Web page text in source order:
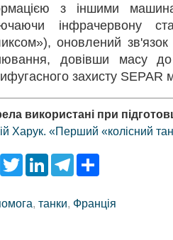
з іншими
інфрачервону
оновлений
довівши масу
захисту SEPAR
використані при
Харук. «Перший «колісний
F
a
T
w
t
L
e
T
g
e
, танки, Франція